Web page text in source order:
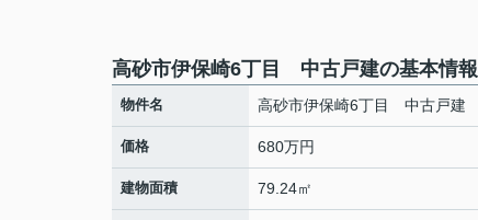
高砂市伊保崎6丁目 中古戸建の基本情報
物件名 高砂市伊保崎6丁目 中古戸建
価格 680万円
建物面積 79.24㎡